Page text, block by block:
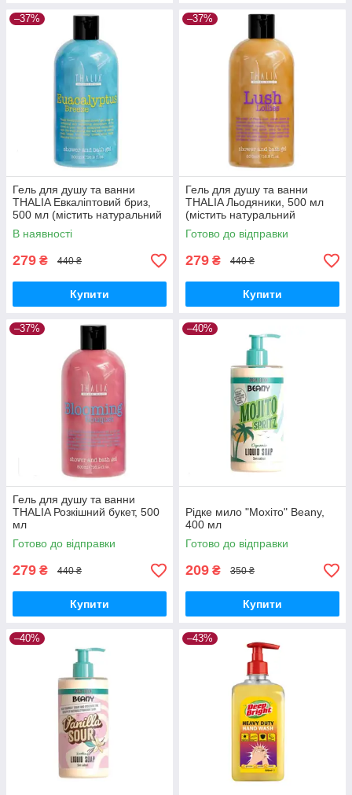
–37%
Гель для душу та ванни
THALIA Евкаліптовий бриз,
500 мл (містить натуральний
екстракт евкаліпта)
В наявності
279 ₴ 440 ₴
Купити
–37%
Гель для душу та ванни
THALIA Льодяники, 500 мл
(містить натуральний
екстракт цукрової тростини)
Готово до відправки
279 ₴ 440 ₴
Купити
–37%
Гель для душу та ванни
THALIA Розкішний букет, 500
мл
Готово до відправки
279 ₴ 440 ₴
Купити
–40%
Рідке мило "Мохіто" Beany,
400 мл
Готово до відправки
209 ₴ 350 ₴
Купити
–40% –43%